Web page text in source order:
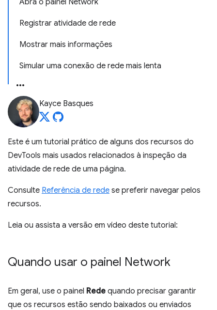
Abra o painel Network
Registrar atividade de rede
Mostrar mais informações
Simular uma conexão de rede mais lenta
Kayce Basques
Este é um tutorial prático de alguns dos recursos do
DevTools mais usados relacionados à inspeção da
atividade de rede de uma página.
Consulte Referência de rede se preferir navegar pelos
recursos.
Leia ou assista a versão em vídeo deste tutorial:
Quando usar o painel Network
Em geral, use o painel Rede quando precisar garantir
que os recursos estão sendo baixados ou enviados